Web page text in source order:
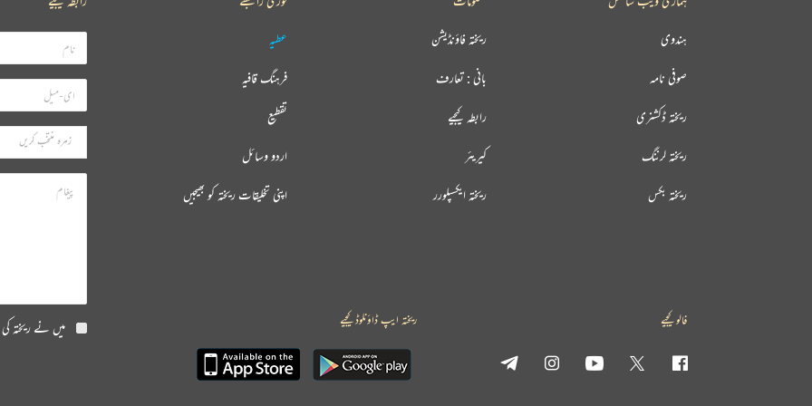
عطیہ
فرہنگ قافیہ
تقطیع
اردو وسائل
اپنی تخلیقات ریختہ کو بھیجیں
ریختہ فاؤنڈیشن
بانی : تعارف
رابطہ کیجیے
کیریئر
ریختہ ایکسپلورر
ہندوی
صوفی نامہ
ریختہ ڈکشنری
ریختہ لرننگ
ریختہ بکس
میں نے ریختہ فالو کیجیے ریختہ ایپ ڈاؤنلوڈ کیجیے